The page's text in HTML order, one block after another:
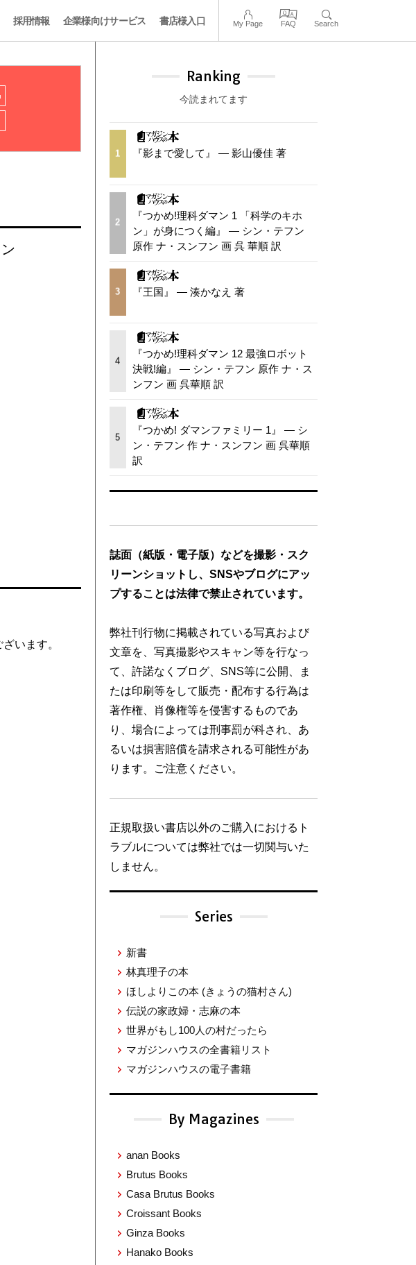
採用情報 企業様向けサービス 書店様入口 My Page FAQ Search
います。
Ranking
今読まれてます
1 『影まで愛して』 — 影山優佳 著
2
『つかめ!理科ダマン 1 「科学のキホ
ン」が身につく編』 — シン・テフン
原作 ナ・スンフン 画 呉 華順 訳
3 『王国』 — 湊かなえ 著
4
『つかめ!理科ダマン 12 最強ロボット
決戦!編』 — シン・テフン 原作 ナ・ス
ンフン 画 呉華順 訳
5
『つかめ! ダマンファミリー 1』 — シ
ン・テフン 作 ナ・スンフン 画 呉華順
訳
誌面（紙版・電子版）などを撮影・スク
リーンショットし、SNSやブログにアッ
プすることは法律で禁止されています。
弊社刊行物に掲載されている写真および
文章を、写真撮影やスキャン等を行なっ
て、許諾なくブログ、SNS等に公開、ま
たは印刷等をして販売・配布する行為は
著作権、肖像権等を侵害するものであ
り、場合によっては刑事罰が科され、あ
るいは損害賠償を請求される可能性があ
ります。ご注意ください。
正規取扱い書店以外のご購入におけるト
ラブルについては弊社では一切関与いた
しません。
Series
新書
林真理子の本
ほしよりこの本 (きょうの猫村さん)
伝説の家政婦・志麻の本
世界がもし100人の村だったら
マガジンハウスの全書籍リスト
マガジンハウスの電子書籍
By Magazines
anan Books
Brutus Books
Casa Brutus Books
Croissant Books
Ginza Books
Hanako Books